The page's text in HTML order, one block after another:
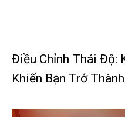
Điều Chỉnh Thái Độ:
Khiến Bạn Trở